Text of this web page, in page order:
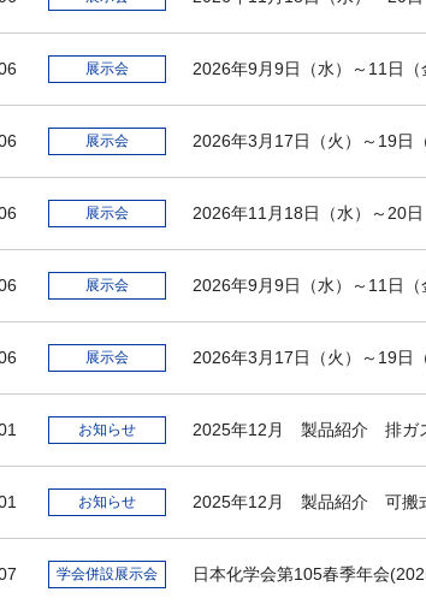
展示会 2026年9月9日（水）～11日（
展示会 2026年3月17日（火）～19日
展示会 2026年11月18日（水）～20
展示会 2026年9月9日（水）～11日
展示会 2026年3月17日（火）～19日
お知らせ 2025年12月 製品紹介 排ガ
お知らせ 2025年12月 製品紹介 可搬
学会併設展示会 日本化学会第105春季年会